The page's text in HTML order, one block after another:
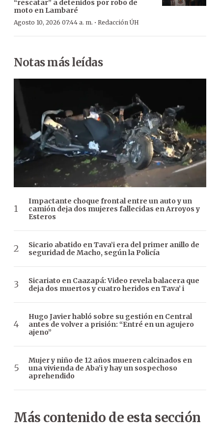
“rescatar” a detenidos por robo de
moto en Lambaré
Agosto 10, 2026 07:44 a. m. · Redacción ÚH
Notas más leídas
Impactante choque frontal entre un auto y un
camión deja dos mujeres fallecidas en Arroyos y
Esteros
Sicario abatido en Tava’i era del primer anillo de
seguridad de Macho, según la Policía
Sicariato en Caazapá: Video revela balacera que
deja dos muertos y cuatro heridos en Tava’ i
Hugo Javier habló sobre su gestión en Central
antes de volver a prisión: “Entré en un agujero
ajeno”
Mujer y niño de 12 años mueren calcinados en
una vivienda de Aba’i y hay un sospechoso
aprehendido
Más contenido de esta sección